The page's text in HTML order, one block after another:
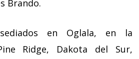
Brando.
en Oglala, en la
Ridge, Dakota del Sur,